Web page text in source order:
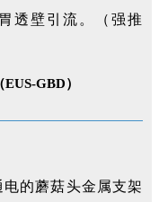
透壁引流。（强推
GBD）
的蘑菇头金属支架